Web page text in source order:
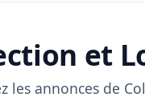
et
les annonces de